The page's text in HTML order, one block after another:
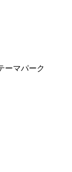
ーマパーク